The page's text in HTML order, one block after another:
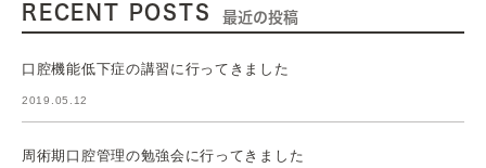
RECENT POSTS 最近の投稿
口腔機能低下症の講習に行ってきました
2019.05.12
周術期口腔管理の勉強会に行ってきました